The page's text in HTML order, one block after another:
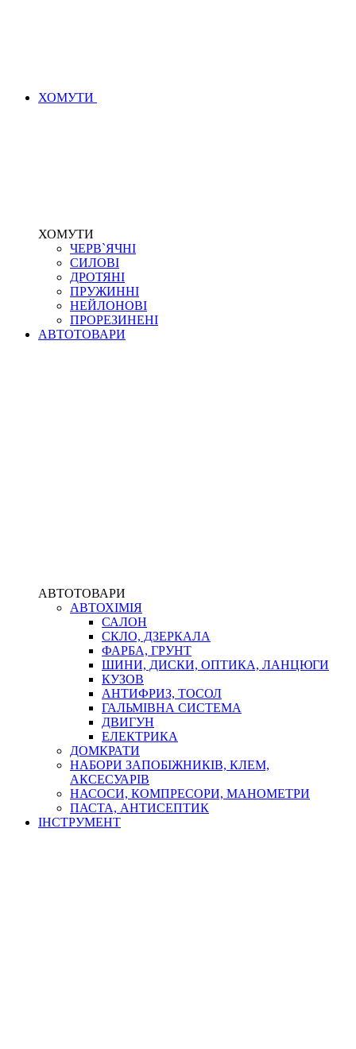
ХОМУТИ
ХОМУТИ
ЧЕРВ`ЯЧНІ
СИЛОВІ
ДРОТЯНІ
ПРУЖИННІ
НЕЙЛОНОВІ
ПРОРЕЗИНЕНІ
АВТОТОВАРИ
АВТОТОВАРИ
АВТОХІМІЯ
САЛОН
СКЛО, ДЗЕРКАЛА
ФАРБА, ГРУНТ
ШИНИ, ДИСКИ, ОПТИКА, ЛАНЦЮГИ
КУЗОВ
АНТИФРИЗ, ТОСОЛ
ГАЛЬМІВНА СИСТЕМА
ДВИГУН
ЕЛЕКТРИКА
ДОМКРАТИ
НАБОРИ ЗАПОБІЖНИКІВ, КЛЕМ,
АКСЕСУАРІВ
НАСОСИ, КОМПРЕСОРИ, МАНОМЕТРИ
ПАСТА, АНТИСЕПТИК
ІНСТРУМЕНТ